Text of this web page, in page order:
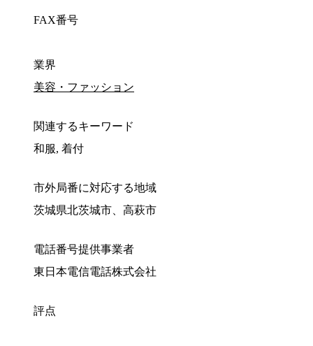
FAX番号
業界
美容・ファッション
関連するキーワード
和服, 着付
市外局番に対応する地域
茨城県北茨城市、高萩市
電話番号提供事業者
東日本電信電話株式会社
評点